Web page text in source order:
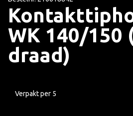
WK 140/150
draad)
Verpakt per 5